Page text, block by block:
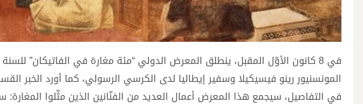
في 8 كانون الأوّل المقبل، ينطلق المعرض الدولي “مئة مغارة في
المونسنيور رينو فيسيكيلا وسفير إيطاليا لدى الكرسي الرسولي، كما أورد الخبر